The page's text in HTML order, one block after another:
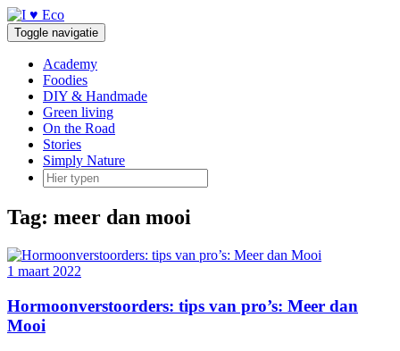
Doorgaan
naar
inhoud
Toggle navigatie
Academy
Foodies
DIY & Handmade
Green living
On the Road
Stories
Simply Nature
Tag: meer dan mooi
1 maart 2022
Hormoonverstoorders: tips van pro’s: Meer dan
Mooi